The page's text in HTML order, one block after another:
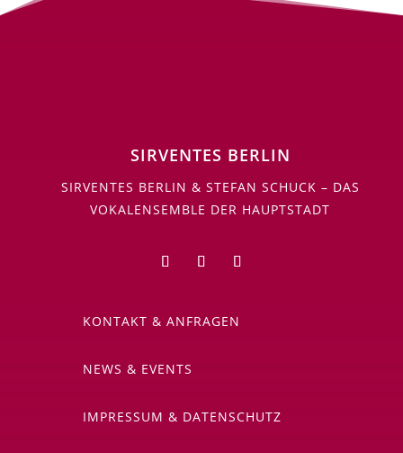
SIRVENTES BERLIN
SIRVENTES BERLIN & STEFAN SCHUCK – DAS
VOKALENSEMBLE DER HAUPTSTADT
KONTAKT & ANFRAGEN
NEWS & EVENTS
IMPRESSUM & DATENSCHUTZ